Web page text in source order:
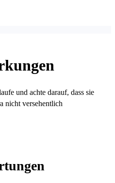
und achte darauf, dass sie
nicht versehentlich